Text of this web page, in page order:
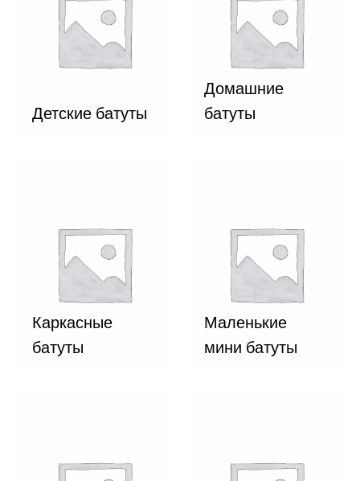
Детские батуты
Домашние
батуты
Каркасные
батуты
Маленькие
мини батуты